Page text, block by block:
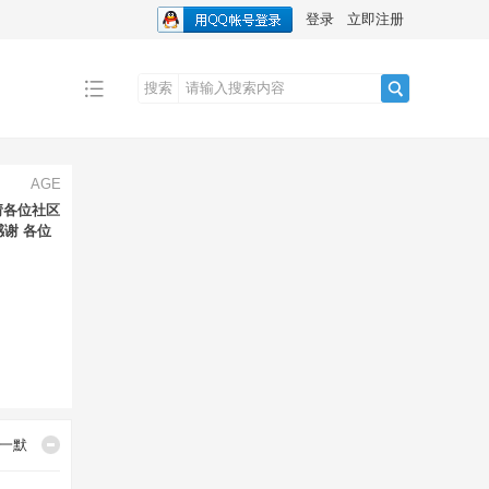
登录 立即注册
搜索
AGE
位社区
谢 各位
一默